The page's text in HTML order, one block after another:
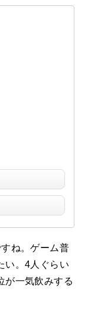
ね。ゲーム普
い。4人ぐらい
が一気飲みする